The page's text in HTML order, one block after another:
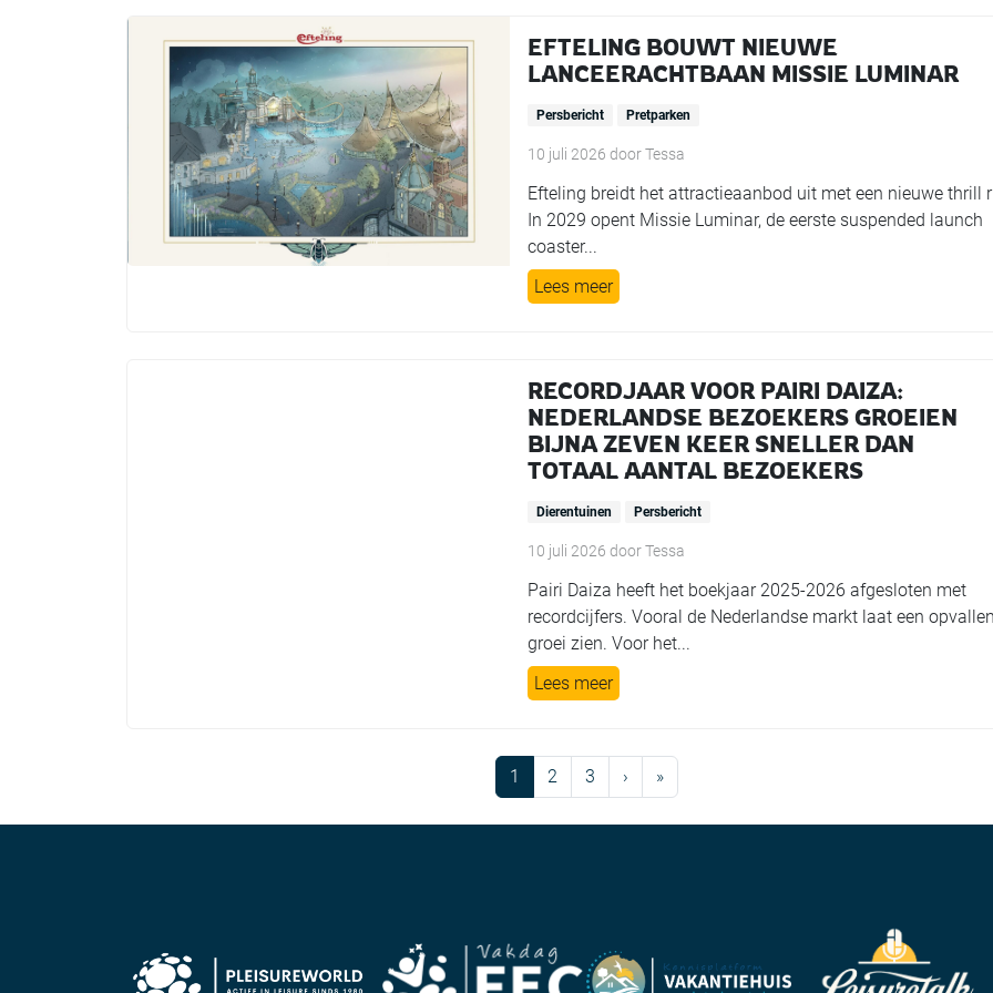
EFTELING BOUWT NIEUWE
LANCEERACHTBAAN MISSIE LUMINAR
Persbericht Pretparken
10 juli 2026 doorTessa
Efteling breidt het attractieaanbod uit met een nieuwe thrill
In 2029 opent Missie Luminar, de eerste suspended launch
coaster...
Lees meer
RECORDJAAR VOOR PAIRI DAIZA:
NEDERLANDSE BEZOEKERS GROEIEN
BIJNA ZEVEN KEER SNELLER DAN
TOTAAL AANTAL BEZOEKERS
Dierentuinen Persbericht
10 juli 2026 doorTessa
Pairi Daiza heeft het boekjaar 2025-2026 afgesloten met
recordcijfers. Vooral de Nederlandse markt laat een
groei zien. Voor het...
Lees meer
Current Page
1 Page
2 Page
3 › »